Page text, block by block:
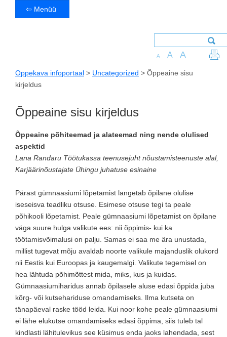
⇦ Menüü
A A A
Oppekava infoportaal > Uncategorized > Õppeaine sisu
kirjeldus
Õppeaine sisu kirjeldus
Õppeaine põhiteemad ja alateemad ning nende olulised
aspektid
Lana Randaru Töötukassa teenusejuht nõustamisteenuste alal,
Karjäärinõustajate Ühingu juhatuse esinaine
Pärast gümnaasiumi lõpetamist langetab õpilane olulise
iseseisva teadliku otsuse. Esimese otsuse tegi ta peale
põhikooli lõpetamist. Peale gümnaasiumi lõpetamist on õpilane
väga suure hulga valikute ees: nii õppimis- kui ka
töötamisvõimalusi on palju. Samas ei saa me ära unustada,
millist tugevat mõju avaldab noorte valikule majanduslik olukord
nii Eestis kui Euroopas ja kaugemalgi. Valikute tegemisel on
hea lähtuda põhimõttest mida, miks, kus ja kuidas.
Gümnaasiumiharidus annab õpilasele aluse edasi õppida juba
kõrg- või kutsehariduse omandamiseks. Ilma kutseta on
tänapäeval raske tööd leida. Kui noor kohe peale gümnaasiumi
ei lähe elukutse omandamiseks edasi õppima, siis tuleb tal
kindlasti lähitulevikus see küsimus enda jaoks lahendada, sest